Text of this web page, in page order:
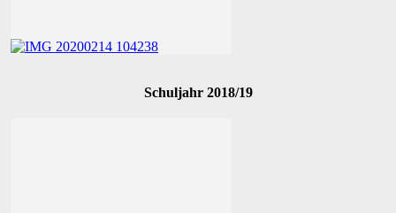
Schuljahr 2018/19